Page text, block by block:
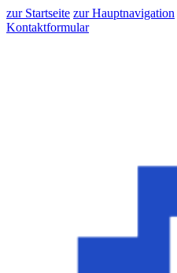
zur Startseite zur Hauptnavigation
Kontaktformular